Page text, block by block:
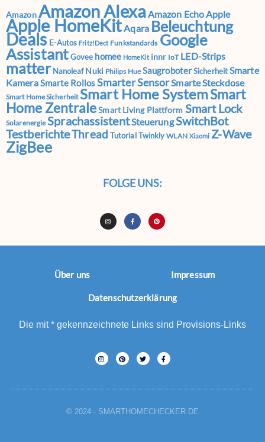
AmazonAmazon AlexaAmazon EchoApple
Apple HomeKitAqara Beleuchtung
Deals E-Autos Fritz!Dect Funkstandards Google
AssistantGovee homee HomeKit innr IoT LED-Strips
matter Nanoleaf Nuki Philips Hue SaugroboterSicherheitSmarte
KameraSmarte RollosSmarter SensorSmarte Steckdose
Smart Home Sicherheit Smart Home SystemSmart
Home ZentraleSmart Living Plattform Smart Lock
Solarenergie SprachassistentSteuerungSwitchBot
TestberichteThread Tutorial Twinkly WLAN Xiaomi Z-Wave
ZigBee
FOLGE UNS:
Über uns Impressum
Datenschutzerklärung
Die mit * gekennzeichnete Links sind Provisions-Links
© 2024 - SMARTHOMECHECKER.DE